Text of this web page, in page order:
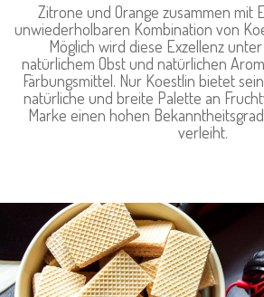
Zitrone und Orange zusammen mit
unwiederholbaren Kombination von
Möglich wird diese Exzellenz
natürlichem Obst und natürlichen
Färbungsmittel. Nur Koestlin bietet
natürliche und breite Palette an
Marke einen hohen
verleiht.